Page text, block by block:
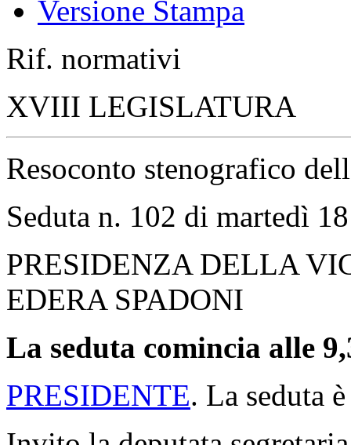
Versione Stampa
Rif. normativi
XVIII LEGISLATURA
Resoconto stenografico
Seduta n. 102 di martedì
PRESIDENZA DELLA
EDERA SPADONI
La seduta comincia alle
PRESIDENTE. La seduta